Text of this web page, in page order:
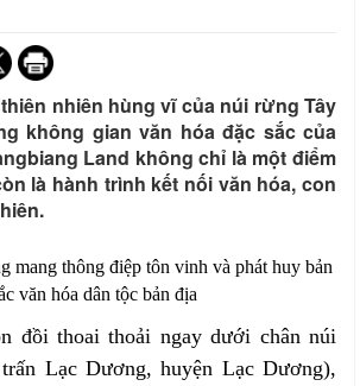
nhiên hùng vĩ của núi rừng Tây
không gian văn hóa đặc sắc của
Land không chỉ là một điểm
là hành trình kết nối văn hóa, con
mang thông điệp tôn vinh và phát huy bản
văn hóa dân tộc bản địa
đồi thoai thoải ngay dưới chân núi
Lạc Dương, huyện Lạc Dương),